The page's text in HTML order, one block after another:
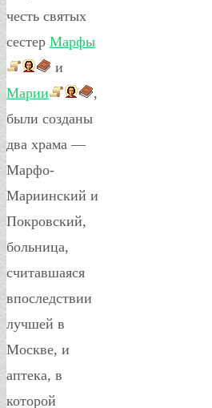
честь святых
сестер Марфы
и
Марии
,
были созданы
два храма —
Марфо-
Мариинский и
Покровский,
больница,
считавшаяся
впоследствии
лучшей в
Москве, и
аптека, в
которой